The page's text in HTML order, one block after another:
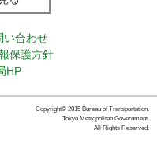
い合わせ
保護方針
HP
Copyright© 2015 Bureau of Transportation.
Tokyo Metropolitan Government.
All Rights Reserved.